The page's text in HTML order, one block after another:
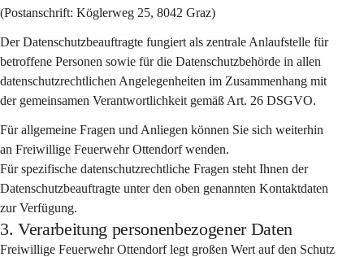
(Postanschrift: Köglerweg 25, 8042 Graz)
Der Datenschutzbeauftragte fungiert als zentrale Anlaufstelle für
betroffene Personen sowie für die Datenschutzbehörde in allen
datenschutzrechtlichen Angelegenheiten im Zusammenhang mit
der gemeinsamen Verantwortlichkeit gemäß Art. 26 DSGVO.
Für allgemeine Fragen und Anliegen können Sie sich weiterhin
an Freiwillige Feuerwehr Ottendorf wenden.
Für spezifische datenschutzrechtliche Fragen steht Ihnen der
Datenschutzbeauftragte unter den oben genannten Kontaktdaten
zur Verfügung.
3. Verarbeitung personenbezogener Daten
Freiwillige Feuerwehr Ottendorf legt großen Wert auf den Schutz